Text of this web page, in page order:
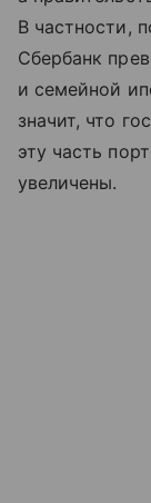
В частности,
Сбербанк
и семейной
значит, что
эту часть
увеличены.